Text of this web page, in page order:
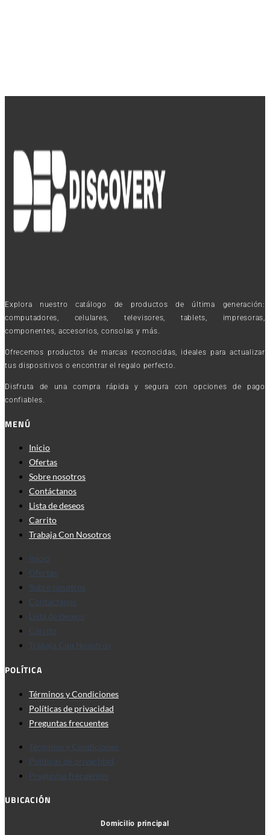
Explora nuestro catálogo de productos de última generación:
computadores, celulares, televisores, tablets, impresoras,
componentes, accesorios, consolas y más.
Ofrecemos productos de marcas reconocidas, ideales para actualizar
tus dispositivos o encontrar el regalo perfecto.
Disfruta de una compra rápida y segura con opciones de pago
confiables.
MENÚ
Inicio
Ofertas
Sobre nosotros
Contáctanos
Lista de deseos
Carrito
Trabaja Con Nosotros
Inicio
Ofertas
Sobre nosotros
Contáctanos
Lista de deseos
Carrito
Trabaja Con Nosotros
POLÍTICA
Términos y Condiciones
Políticas de privacidad
Preguntas frecuentes
Términos y Condiciones
Políticas de privacidad
Preguntas frecuentes
UBICACIÓN
Domicilio principal